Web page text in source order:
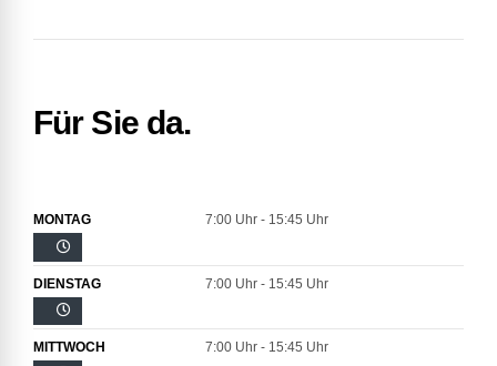
Für Sie da.
MONTAG 7:00 Uhr - 15:45 Uhr
DIENSTAG 7:00 Uhr - 15:45 Uhr
MITTWOCH 7:00 Uhr - 15:45 Uhr